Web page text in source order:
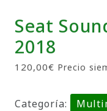
Seat
2018
120,00€ Precio
Categoría: